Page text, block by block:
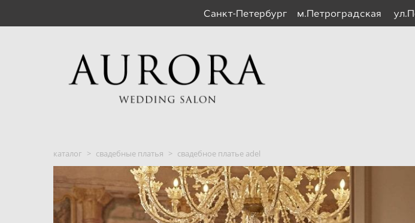
Санкт-Петербург м.Петроградская
каталог > свадебные платья > свадебное платье adel